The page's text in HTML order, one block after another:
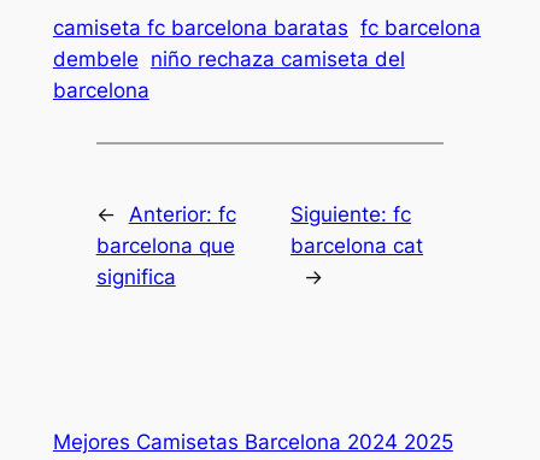
camiseta fc barcelona baratas fc barcelona
dembele niño rechaza camiseta del
barcelona
← Anterior: fc
barcelona que
significa
Siguiente:fc
barcelona cat
→
Mejores Camisetas Barcelona 2024 2025